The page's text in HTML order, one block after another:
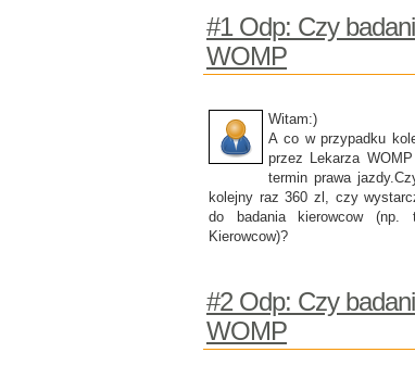
#1 Odp: Czy
WOMP
Witam:)
A co w przypadku
przez Lekarza
termin prawa
kolejny raz 360 zl, czy
do badania kierowcow (np.
Kierowcow)?
#2 Odp: Czy
WOMP